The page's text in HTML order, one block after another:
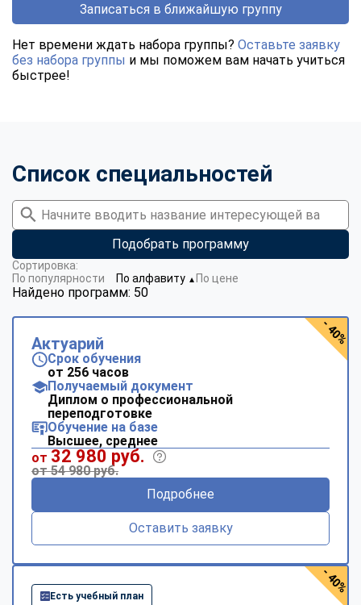
Записаться в ближайшую группу
Нет времени ждать набора группы? Оставьте заявку
без набора группы и мы поможем вам начать учиться
быстрее!
Список специальностей
Подобрать программу
Найдено программ: 50
Сортировка:
По популярности
По алфавиту ▼ По цене
Актуарий
Срок обучения
от 256 часов
Получаемый документ
Диплом о профессиональной
переподготовке
Обучение на базе
Высшее, среднее
от 32 980 руб.
от 54 980 руб.
Подробнее
Оставить заявку
- 40%
Есть учебный план
- 40%